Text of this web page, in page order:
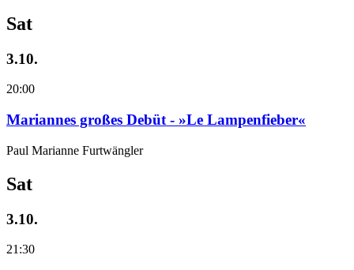
Sat
3.10.
20:00
Mariannes großes Debüt - »Le Lampenfieber«
Paul Marianne Furtwängler
Sat
3.10.
21:30